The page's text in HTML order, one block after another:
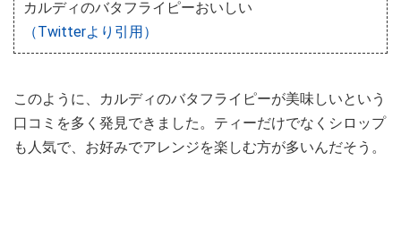
カルディのバタフライピーおいしい
（Twitterより引用）
このように、カルディのバタフライピーが美味しいという
口コミを多く発見できました。ティーだけでなくシロップ
も人気で、お好みでアレンジを楽しむ方が多いんだそう。